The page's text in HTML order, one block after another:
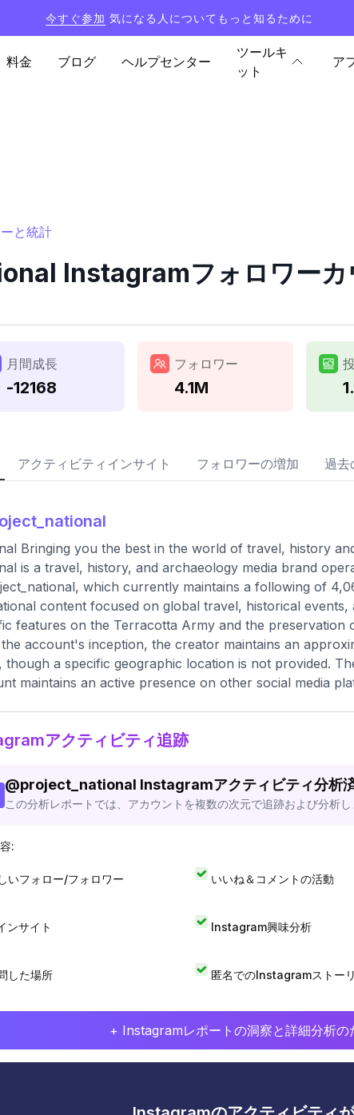
今すぐ参加 気になる人についてもっと知るために
料金 ブログ ヘルプセンター
ツールキ
ット
ア
と統計
Instagramフォロワーカ
月間成長
-12168
フォロワー
4.1M
アクティビティインサイト フォロワーの増加 過去
Bringing you the best in the world of travel, history
is a travel, history, and archaeology media brand
which currently maintains a following of
content focused on global travel, historical
features on the Terracotta Army and the preservation
account's inception, the creator maintains an
though a specific geographic location is not provided.
maintains an active presence on other social media
アクティビティ追跡
@project_national Instagramアクティビティ分析
この分析レポートでは、アカウントを複数の次元で追跡および分析し
:
いフォロー/フォロワー いいね＆コメントの活動
ンサイト Instagram興味分析
した場所 匿名でのInstagramストー
+ Instagramレポートの洞察と詳細分析の